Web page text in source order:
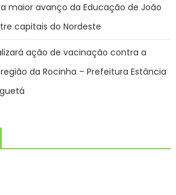
maior avanço da Educação de João
capitais do Nordeste
ação de vacinação contra a
da Rocinha – Prefeitura Estância